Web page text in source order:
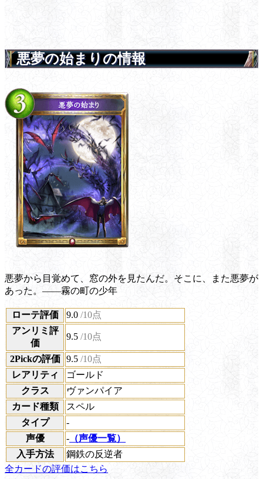
悪夢の始まりの情報
悪夢から目覚めて、窓の外を見たんだ。そこに、また悪夢が
あった。――霧の町の少年
ローテ評価 9.0 /10点
アンリミ評
価
9.5 /10点
2Pickの評価 9.5 /10点
レアリティ
ゴールド
クラス
ヴァンパイア
カード種類
スペル
タイプ
-
声優
- （声優一覧）
入手方法
鋼鉄の反逆者
全カードの評価はこちら